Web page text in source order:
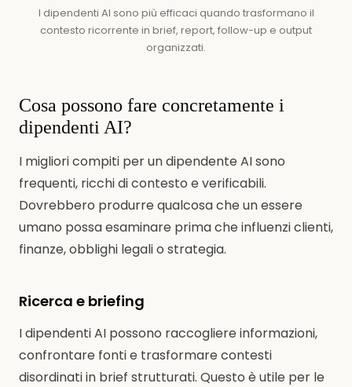
I dipendenti AI sono più efficaci quando trasformano il
contesto ricorrente in brief, report, follow-up e output
organizzati.
Cosa possono fare concretamente i
dipendenti AI?
I migliori compiti per un dipendente AI sono
frequenti, ricchi di contesto e verificabili.
Dovrebbero produrre qualcosa che un essere
umano possa esaminare prima che influenzi clienti,
finanze, obblighi legali o strategia.
Ricerca e briefing
I dipendenti AI possono raccogliere informazioni,
confrontare fonti e trasformare contesti
disordinati in brief strutturati. Questo è utile per le